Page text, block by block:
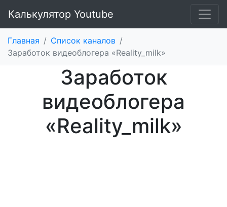
Калькулятор Youtube
Главная / Список каналов /
Заработок видеоблогера «Reality_milk»
Заработок
видеоблогера
«Reality_milk»